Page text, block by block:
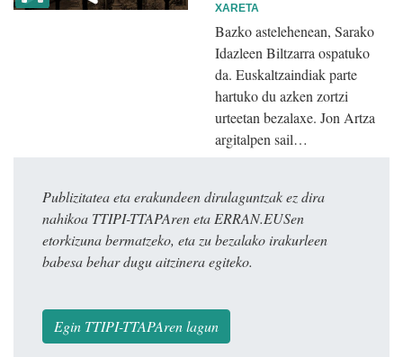
XARETA
Bazko astelehenean, Sarako
Idazleen Biltzarra ospatuko
da. Euskaltzaindiak parte
hartuko du azken zortzi
urteetan bezalaxe. Jon Artza
argitalpen sail…
Publizitatea eta erakundeen dirulaguntzak ez dira
nahikoa TTIPI-TTAPAren eta ERRAN.EUSen
etorkizuna bermatzeko, eta zu bezalako irakurleen
babesa behar dugu aitzinera egiteko.
Egin TTIPI-TTAPAren lagun